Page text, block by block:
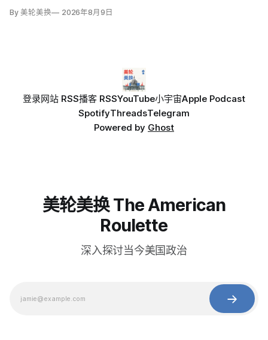
By 美轮美换 2026年8月9日
登录网站 RSS播客 RSSYouTube小宇宙Apple Podcast
SpotifyThreadsTelegram
Powered by Ghost
美轮美换 The American
Roulette
深入探讨当今美国政治